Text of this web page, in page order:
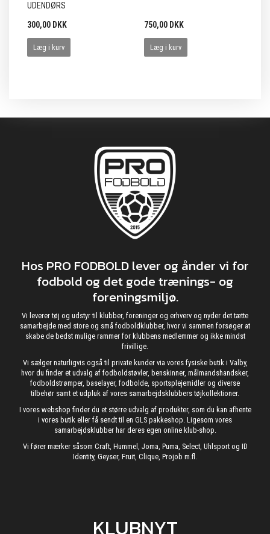
UDENDØRS
300,00 DKK
Læg i kurv
750,00 DKK
Læg i kurv
Hos PRO FODBOLD lever og ånder vi for
fodbold og det gode trænings- og
foreningsmiljø.
Vi leverer tøj og udstyr til klubber, foreninger og erhverv og nyder det tætte
samarbejde med store og små fodboldklubber, hvor vi sammen forsøger at
skabe de bedst mulige rammer for klubbens medlemmer og ikke mindst
frivillige.
Vi sælger naturligvis også til private kunder via vores fysiske butik i Valby,
hvor du finder et udvalg af fodboldstøvler, benskinner, målmandshandsker,
fodboldstrømper, baselayer, fodbolde, sportsplejemidler og diverse
tilbehør samt et udpluk af vores samarbejdsklubbers tøjkollektioner.
I vores webshop finder du et større udvalg af produkter, som du kan afhente
i vores butik eller få sendt til en GLS pakkeshop. Ligesom vores
samarbejdsklubber har deres egen online klub-shop.
Vi fører mærker såsom Craft, Hummel, Joma, Puma, Select, Uhlsport og ID
Identity, Geyser, Fruit, Clique, Projob m.fl.
KLUBNYT